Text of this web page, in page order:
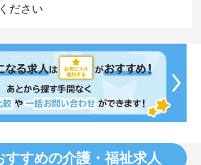
ださい
すすめの介護・福祉求人